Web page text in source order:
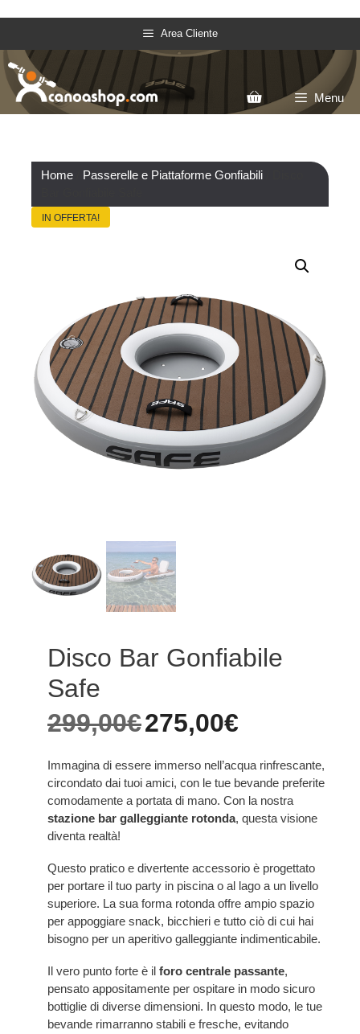
Area Cliente
Menu
Home Passerelle e Piattaforme Gonfiabili
IN OFFERTA!
Disco Bar Gonfiabile
Safe
299,00€275,00€
Immagina di essere immerso nell’acqua rinfrescante,
circondato dai tuoi amici, con le tue bevande preferite
comodamente a portata di mano. Con la nostra
stazione bar galleggiante rotonda, questa visione
diventa realtà!
Questo pratico e divertente accessorio è progettato
per portare il tuo party in piscina o al lago a un livello
superiore. La sua forma rotonda offre ampio spazio
per appoggiare snack, bicchieri e tutto ciò di cui hai
bisogno per un aperitivo galleggiante indimenticabile.
Il vero punto forte è il foro centrale passante,
pensato appositamente per ospitare in modo sicuro
bottiglie di diverse dimensioni. In questo modo, le tue
bevande rimarranno stabili e fresche, evitando